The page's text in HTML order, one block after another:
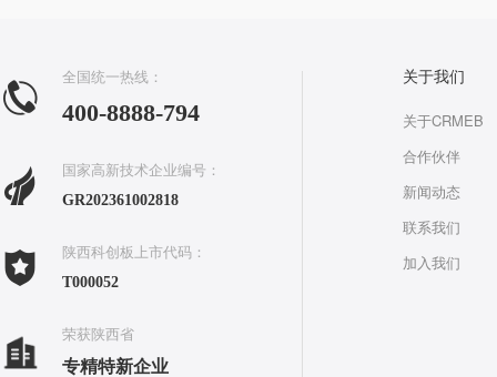
全国统一热线：
400-8888-794
国家高新技术企业编号：
GR202361002818
陕西科创板上市代码：
T000052
荣获陕西省
专精特新企业
关于我们
关于CRMEB
合作伙伴
新闻动态
联系我们
加入我们